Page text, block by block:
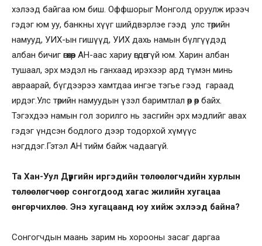
хэлээд байгаа юм биш. Оффшорыг Монголд оруулж ирээч
гэдэг юм уу, банкны хүүг шийдвэрлэе гээд улс төрийн
намууд, УИХ-ын гишүүд, УИХ дахь намын бүлгүүдэд
албан бичиг өгөхөөр АН-аас хариу өгдөггүй юм. Харин албан
тушаал, эрх мэдэл нь ганхаад ирэхээр ард түмэн минь
авраарай, бүгдээрээ хамтдаа ингэе тэгье гээд гараад
ирдэг.Улс төрийн намуудын үзэл баримтлал өөр өөр байх.
Тэгэхдээ намын гол зорилго нь засгийн эрх мэдлийг авах
гэдэг үндсэн бодлого дээр тодорхой хүмүүс
нэгддэг.Гэтэл АН тийм байж чадаагүй.
Та Хан-Уул Дүүргийн иргэдийн төлөөлөгчдийн хурлын
төлөөлөгчөөр сонгогдоод хагас жилийн хугацаа
өнгөрчихлөө. Энэ хугацаанд юу хийж эхлээд байна?
Сонгогчдын маань зарим нь хорооны засаг даргаа